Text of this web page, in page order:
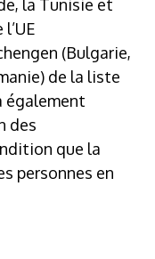
la Tunisie et
(Bulgarie,
de la liste
également
des
que la
personnes en